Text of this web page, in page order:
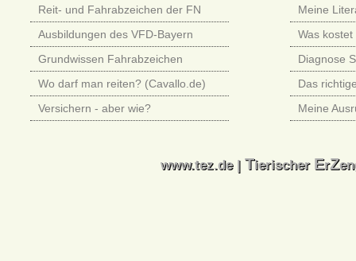
Reit- und Fahrabzeichen der FN
Ausbildungen des VFD-Bayern
Grundwissen Fahrabzeichen
Wo darf man reiten? (Cavallo.de)
Versichern - aber wie?
Meine
Was
Diagnose
Das
Meine
www.tez.de | Tierischer ErZ
www.tez.de | Tierischer ErZ